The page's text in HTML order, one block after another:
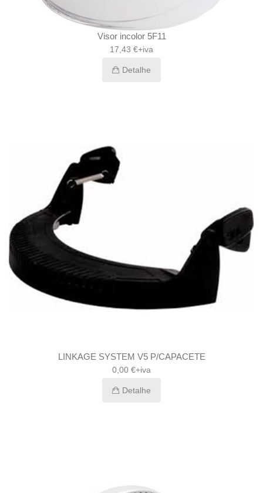
Visor incolor 5F11
17,43 €+iva
Detalhe
LINKAGE SYSTEM V5 P/CAPACETE
0,00 €+iva
Detalhe